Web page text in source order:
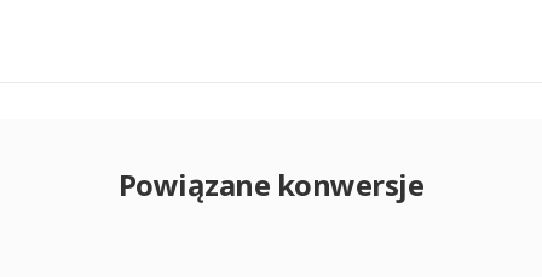
Powiązane konwersje